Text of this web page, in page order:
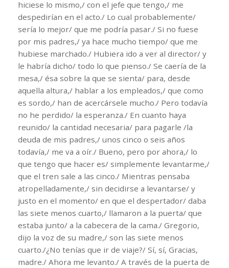
hiciese lo mismo,/ con el jefe que tengo,/ me
despedirían en el acto./ Lo cual probablemente/
sería lo mejor/ que me podría pasar./ Si no fuese
por mis padres,/ ya hace mucho tiempo/ que me
hubiese marchado./ Hubiera ido a ver al director/ y
le habría dicho/ todo lo que pienso./ Se caería de la
mesa,/ ésa sobre la que se sienta/ para, desde
aquella altura,/ hablar a los empleados,/ que como
es sordo,/ han de acercársele mucho./ Pero todavía
no he perdido/ la esperanza./ En cuanto haya
reunido/ la cantidad necesaria/ para pagarle /la
deuda de mis padres,/ unos cinco o seis años
todavía,/ me va a oír./ Bueno, pero por ahora,/ lo
que tengo que hacer es/ simplemente levantarme,/
que el tren sale a las cinco./ Mientras pensaba
atropelladamente,/ sin decidirse a levantarse/ y
justo en el momento/ en que el despertador/ daba
las siete menos cuarto,/ llamaron a la puerta/ que
estaba junto/ a la cabecera de la cama./ Gregorio,
dijo la voz de su madre,/ son las siete menos
cuarto./¿No tenías que ir de viaje?/ Sí, sí, Gracias,
madre./ Ahora me levanto./ A través de la puerta de